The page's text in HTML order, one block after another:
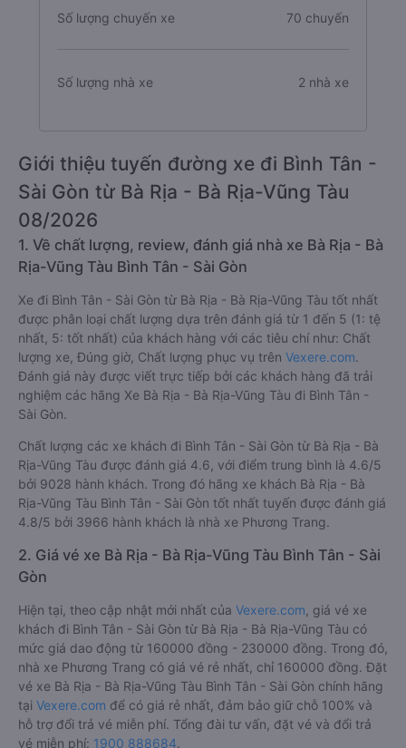
Số lượng chuyến xe 70 chuyến
Số lượng nhà xe 2 nhà xe
Giới thiệu tuyến đường xe đi Bình Tân -
Sài Gòn từ Bà Rịa - Bà Rịa-Vũng Tàu
08/2026
1. Về chất lượng, review, đánh giá nhà xe Bà Rịa - Bà
Rịa-Vũng Tàu Bình Tân - Sài Gòn
Xe đi Bình Tân - Sài Gòn từ Bà Rịa - Bà Rịa-Vũng Tàu tốt nhất
được phân loại chất lượng dựa trên đánh giá từ 1 đến 5 (1: tệ
nhất, 5: tốt nhất) của khách hàng với các tiêu chí như: Chất
lượng xe, Đúng giờ, Chất lượng phục vụ trên Vexere.com.
Đánh giá này được viết trực tiếp bởi các khách hàng đã trải
nghiệm các hãng Xe Bà Rịa - Bà Rịa-Vũng Tàu đi Bình Tân -
Sài Gòn.
Chất lượng các xe khách đi Bình Tân - Sài Gòn từ Bà Rịa - Bà
Rịa-Vũng Tàu được đánh giá 4.6, với điểm trung bình là 4.6/5
bởi 9028 hành khách. Trong đó hãng xe khách Bà Rịa - Bà
Rịa-Vũng Tàu Bình Tân - Sài Gòn tốt nhất tuyến được đánh giá
4.8/5 bởi 3966 hành khách là nhà xe Phương Trang.
2. Giá vé xe Bà Rịa - Bà Rịa-Vũng Tàu Bình Tân - Sài
Gòn
Hiện tại, theo cập nhật mới nhất của Vexere.com , giá vé xe
khách đi Bình Tân - Sài Gòn từ Bà Rịa - Bà Rịa-Vũng Tàu có
mức giá dao động từ 160000 đồng - 230000 đồng. Trong đó,
nhà xe Phương Trang có giá vé rẻ nhất, chỉ 160000 đồng. Đặt
vé xe Bà Rịa - Bà Rịa-Vũng Tàu Bình Tân - Sài Gòn chính hãng
tại Vexere.com để có giá rẻ nhất, đảm bảo giữ chỗ 100% và
hỗ trợ đổi trả vé miễn phí. Tổng đài tư vấn, đặt vé và đổi trả
vé miễn phí: 1900 888684.